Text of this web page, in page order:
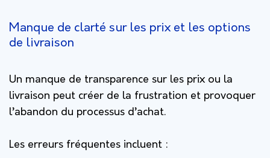
Manque de clarté sur les prix et les options
de livraison
Un manque de transparence sur les prix ou la
livraison peut créer de la frustration et provoquer
l’abandon du processus d’achat.
Les erreurs fréquentes incluent :